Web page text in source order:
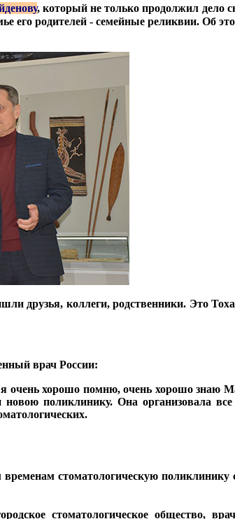
, который не только продолжил дело
его родителей - семейные реликвии. Об
друзья, коллеги, родственники. Это
врач России:
очень хорошо помню, очень хорошо знаю
поликлинику. Она организовала
временам стоматологическую
стоматологическое общество,